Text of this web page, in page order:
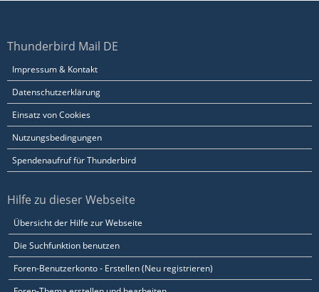
Thunderbird Mail DE
Impressum & Kontakt
Datenschutzerklärung
Einsatz von Cookies
Nutzungsbedingungen
Spendenaufruf für Thunderbird
Hilfe zu dieser Webseite
Übersicht der Hilfe zur Webseite
Die Suchfunktion benutzen
Foren-Benutzerkonto - Erstellen (Neu registrieren)